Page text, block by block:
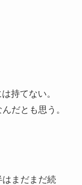
持てない。
だとも思う。
まだまだ続